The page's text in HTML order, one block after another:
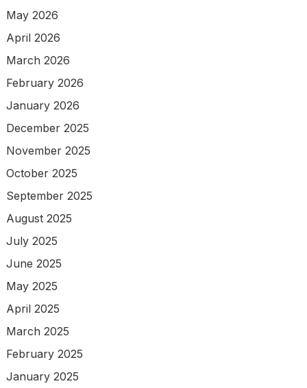
May 2026
April 2026
March 2026
February 2026
January 2026
December 2025
November 2025
October 2025
September 2025
August 2025
July 2025
June 2025
May 2025
April 2025
March 2025
February 2025
January 2025